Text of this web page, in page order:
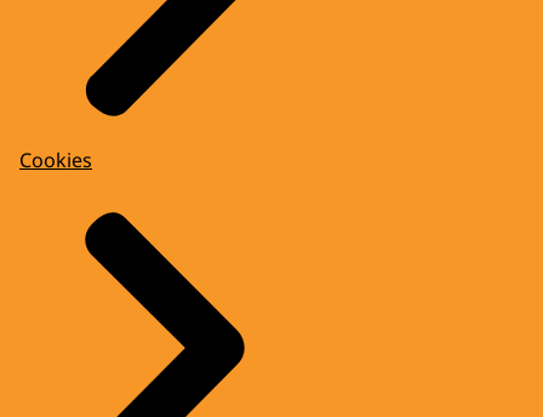
Cookies